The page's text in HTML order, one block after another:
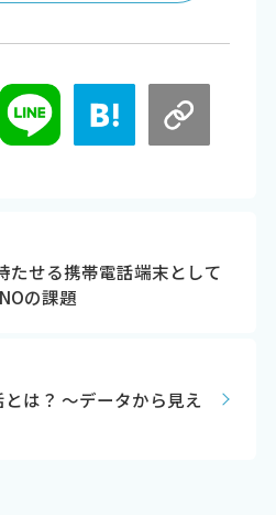
たせる携帯電話端末として
の課題
は？ ～データから見え